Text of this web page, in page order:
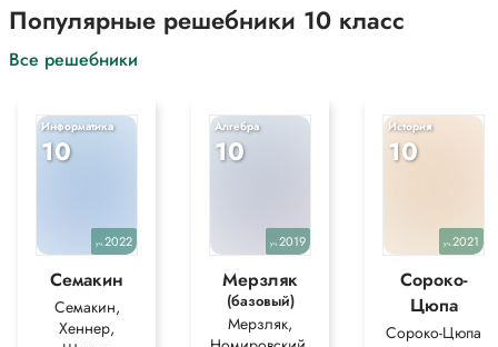
Популярные решебники 10 класс
Все решебники
Информатика
10
уч.2022
Семакин
Семакин,
Хеннер,
Алгебра
10
уч.2019
Мерзляк
(базовый)
Мерзляк,
История
10
уч.2021
Сороко-
Цюпа
Сороко-Цюпа